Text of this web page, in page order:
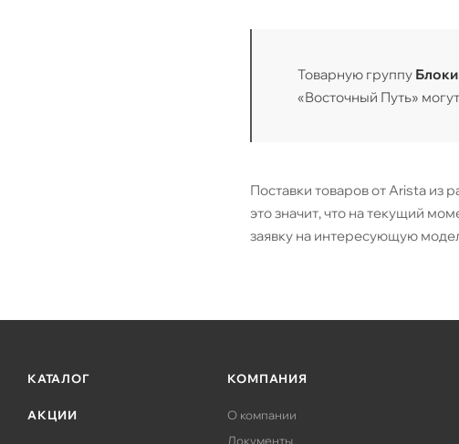
Товарную группу
«Восточный Путь»
Поставки товаров от Arista из
это значит, что на текущий
заявку на интересующую
КАТАЛОГ
АКЦИИ
КОМПАНИЯ
О компании
Документы